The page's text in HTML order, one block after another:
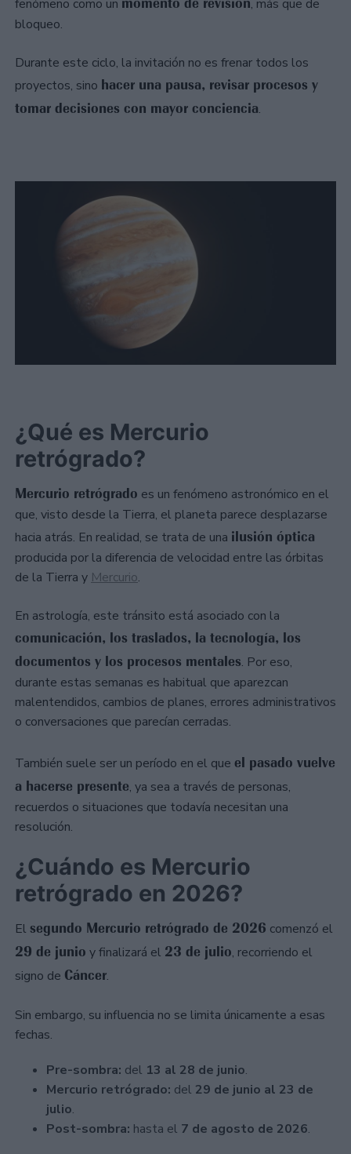
fenómeno como un
, más que de
bloqueo.
Durante este ciclo, la invitación no es frenar todos los
proyectos, sino hacer una pausa, revisar procesos y
tomar decisiones con mayor conciencia.
¿Qué es Mercurio
retrógrado?
Mercurio retrógrado es un fenómeno astronómico en el
que, visto desde la Tierra, el planeta parece desplazarse
hacia atrás. En realidad, se trata de una ilusión óptica
producida por la diferencia de velocidad entre las órbitas
de la Tierra y Mercurio.
En astrología, este tránsito está asociado con la
comunicación, los traslados, la tecnología, los
documentos y los procesos mentales. Por eso,
durante estas semanas es habitual que aparezcan
malentendidos, cambios de planes, errores administrativos
o conversaciones que parecían cerradas.
También suele ser un período en el que el pasado vuelve
a hacerse presente, ya sea a través de personas,
recuerdos o situaciones que todavía necesitan una
resolución.
¿Cuándo es Mercurio
retrógrado en 2026?
El segundo Mercurio retrógrado de 2026 comenzó el
29 de junio y finalizará el 23 de julio, recorriendo el
signo de Cáncer.
Sin embargo, su influencia no se limita únicamente a esas
fechas.
Pre-sombra: del 13 al 28 de junio.
Mercurio retrógrado: del 29 de junio al 23 de
julio.
Post-sombra: hasta el 7 de agosto de 2026.